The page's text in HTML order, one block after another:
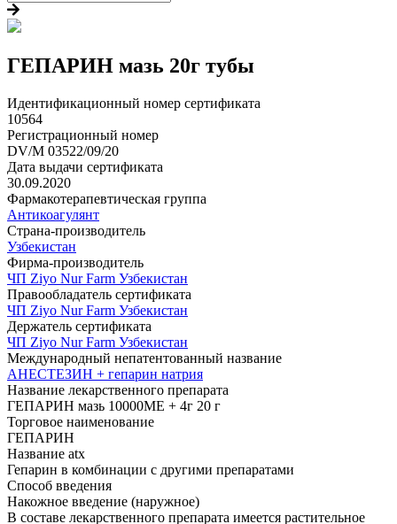
ГЕПАРИН мазь 20г тубы
Идентификационный номер сертификата
10564
Регистрационный номер
DV/M 03522/09/20
Дата выдачи сертификата
30.09.2020
Фармакотерапевтическая группа
Антикоагулянт
Страна-производитель
Узбекистан
Фирма-производитель
ЧП Ziyo Nur Farm Узбекистан
Правообладатель сертификата
ЧП Ziyo Nur Farm Узбекистан
Держатель сертификата
ЧП Ziyo Nur Farm Узбекистан
Международный непатентованный название
АНЕСТЕЗИН + гепарин натрия
Название лекарственного препарата
ГЕПАРИН мазь 10000МЕ + 4г 20 г
Торговое наименование
ГЕПАРИН
Название atx
Гепарин в комбинации с другими препаратами
Способ введения
Накожное введение (наружное)
В составе лекарственного препарата имеется растительное